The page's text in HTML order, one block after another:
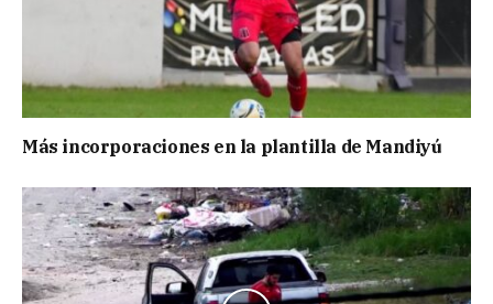
Más incorporaciones en la plantilla de Mandiyú